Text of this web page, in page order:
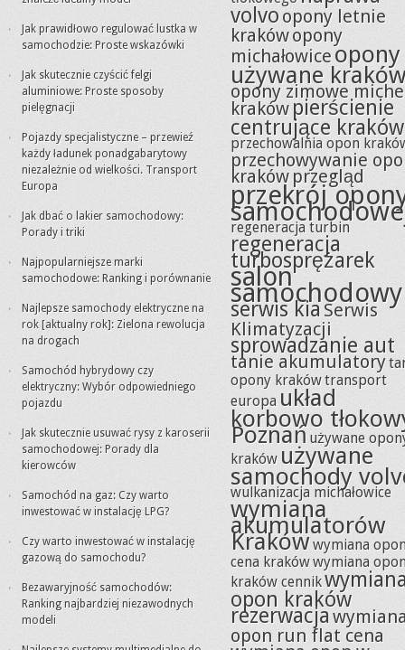
Jak prawidłowo regulować lustka w
samochodzie: Proste wskazówki
Jak skutecznie czyścić felgi
aluminiowe: Proste sposoby
pielęgnacji
Pojazdy specjalistyczne – przewieź
każdy ładunek ponadgabarytowy
niezależnie od wielkości. Transport
Europa
Jak dbać o lakier samochodowy:
Porady i triki
Najpopularniejsze marki
samochodowe: Ranking i porównanie
Najlepsze samochody elektryczne na
rok [aktualny rok]: Zielona rewolucja
na drogach
Samochód hybrydowy czy
elektryczny: Wybór odpowiedniego
pojazdu
Jak skutecznie usuwać rysy z karoserii
samochodowej: Porady dla
kierowców
Samochód na gaz: Czy warto
inwestować w instalację LPG?
Czy warto inwestować w instalację
gazową do samochodu?
Bezawaryjność samochodów:
Ranking najbardziej niezawodnych
modeli
volvoopony letnie
krakówopony
michałowiceopony
używane
opony zimowe
kraków pierścienie
centrujące kraków
przechowalnia opon
przechowywanie
kraków przegląd
przekrój
regeneracja turbin
regeneracja
turbosprężarek
salon
samochodowy
serwis kiaSerwis
Klimatyzacji
sprowadzanie aut
tanie akumulatory
opony krakówtransport
europa układ
korbowo
Poznań używane
kraków używane
samochody
wulkanizacja michałowice
wymiana
akumulatorów
Krakówwymiana
cena krakówwymiana
kraków cennik
opon kraków
rezerwacja
opon run flat cena